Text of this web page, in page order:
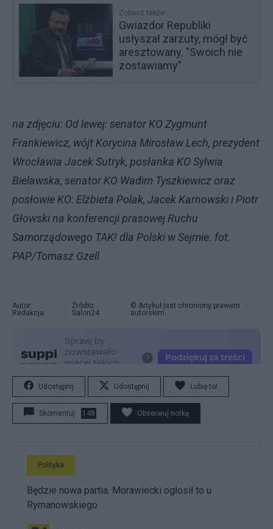
Zobacz także
Gwiazdor Republiki
usłyszał zarzuty, mógł być
aresztowany. "Swoich nie
zostawiamy"
na zdjęciu: Od lewej: senator KO Zygmunt
Frankiewicz, wójt Korycina Mirosław Lech, prezydent
Wrocławia Jacek Sutryk, posłanka KO Sylwia
Bielawska, senator KO Wadim Tyszkiewicz oraz
posłowie KO: Elżbieta Polak, Jacek Karnowski i Piotr
Głowski na konferencji prasowej Ruchu
Samorządowego TAK! dla Polski w Sejmie. fot.
PAP/Tomasz Gzell
Autor:
Redakcja
Źródło:
Salon24
© Artykuł jest chroniony prawem
autorskim.
Udostępnij Udostępnij Lubię to!
Skomentuj 148 Obserwuj notkę
Polityka
Będzie nowa partia. Morawiecki ogłosił to u
Rymanowskiego